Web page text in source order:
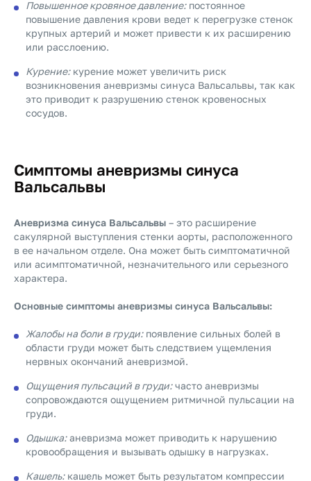
Повышенное кровяное давление:постоянное
повышение давления крови ведет к перегрузке стенок
крупных артерий и может привести к их расширению
или расслоению.
Курение:курение может увеличить риск
возникновения аневризмы синуса Вальсальвы, так как
это приводит к разрушению стенок кровеносных
сосудов.
Симптомы аневризмы синуса
Вальсальвы
Аневризма синуса Вальсальвы – это расширение
сакулярной выступления стенки аорты, расположенного
в ее начальном отделе. Она может быть симптоматичной
или асимптоматичной, незначительного или серьезного
характера.
Основные симптомы аневризмы синуса Вальсальвы:
Жалобы на боли в груди:появление сильных болей в
области груди может быть следствием ущемления
нервных окончаний аневризмой.
Ощущения пульсаций в груди:часто аневризмы
сопровождаются ощущением ритмичной пульсации на
груди.
Одышка:аневризма может приводить к нарушению
кровообращения и вызывать одышку в нагрузках.
Кашель:кашель может быть результатом компрессии